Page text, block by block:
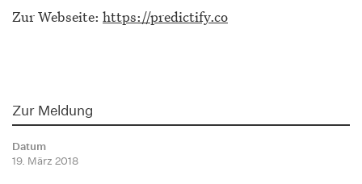
Zur Webseite: https://predictify.co
Zur Meldung
Datum
19. März 2018